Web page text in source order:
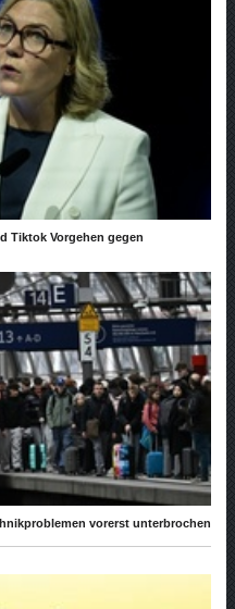
Tiktok Vorgehen gegen
vorerst unterbrochen